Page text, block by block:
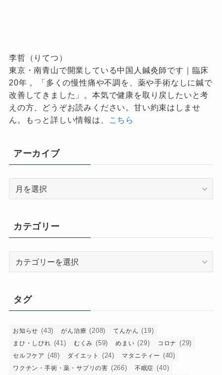
李哲（りてつ）
東京・南青山で開業している中国人鍼灸師です｜臨床
20年 。「多くの慢性痛や不調を、薬や手術なしに鍼で
改善してきました」。本気で健康を取り戻したいと考
えの方、どうぞお読みください。甘い約束はしませ
ん。もっと詳しい情報は、
こちら
アーカイブ
ブ
カテゴリー
ー
タグ
お知らせ (43) がん治療 (208) てんかん (19)
まひ・しびれ (41) むくみ (59) めまい (29) コロナ (29)
セルフケア (48) ダイエット (24) マタニティー (40)
ワクチン・手術・薬・サプリの害 (266) 不眠症 (40)